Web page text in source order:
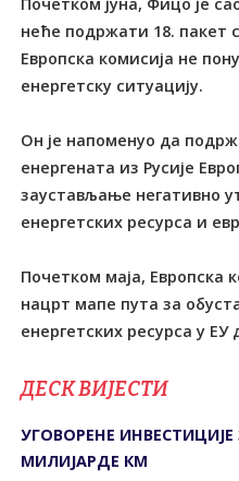
неће подржати 18. пакет
Европска комисија не
енергетску ситуацију.
Он је напоменуо да
енергената из Русије
заустављање негативно
енергетских ресурса и
Почетком маја, Европска
нацрт мапе пута за
енергетских ресурса у ЕУ
ДЕСК ВИЈЕСТИ
УГОВОРЕНЕ
МИЛИЈАРДЕ КМ